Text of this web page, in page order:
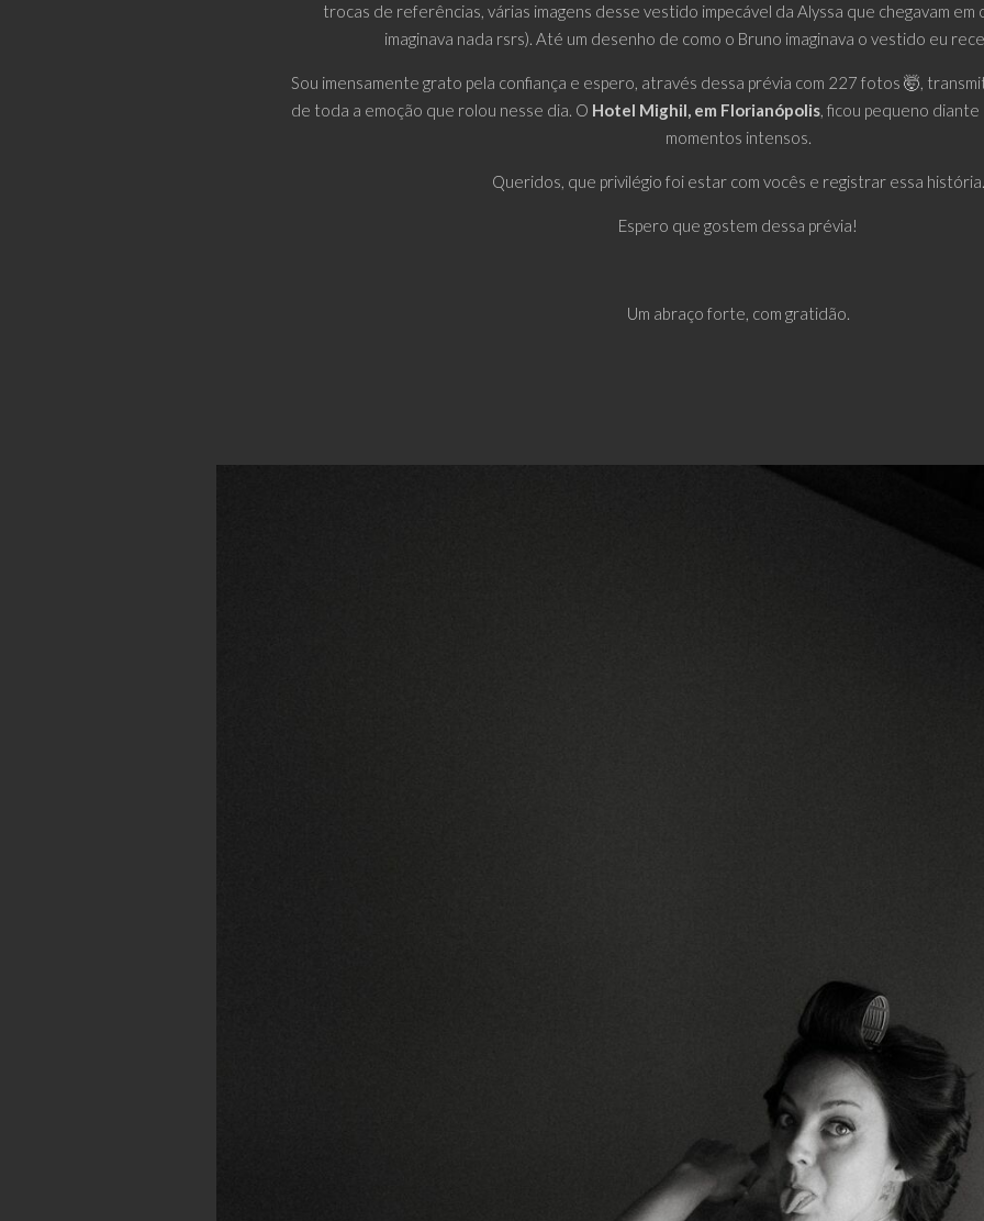
trocas de referências, várias imagens desse vestido impecável da Alyssa que chegavam em
imaginava nada rsrs). Até um desenho de como o Bruno imaginava o vestido eu
Sou imensamente grato pela confiança e espero, através dessa prévia com 227 fotos 🤯,
de toda a emoção que rolou nesse dia. O Hotel Mighil, em Florianópolis, ficou pequeno
momentos intensos.
Queridos, que privilégio foi estar com vocês e registrar essa história.
Espero que gostem dessa prévia!
Um abraço forte, com gratidão.